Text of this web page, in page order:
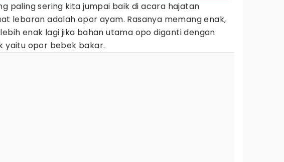
paling sering kita jumpai baik di acara hajatan
lebaran adalah opor ayam. Rasanya memang enak,
enak lagi jika bahan utama opo diganti dengan
yaitu opor bebek bakar.